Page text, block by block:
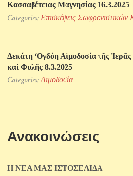
Κασσαβέτειας Μαγνησίας 16.3.2025
Categories: Επισκέψεις Σωφρονιστικών
Δεκάτη ‘Ογδόη Αἱμοδοσία τῆς
καὶ Φυλῆς 8.3.2025
Categories:Αιμοδοσία
Ανακοινώσεις
Η ΝΕΑ ΜΑΣ ΙΣΤΟΣΕΛΙΔΑ